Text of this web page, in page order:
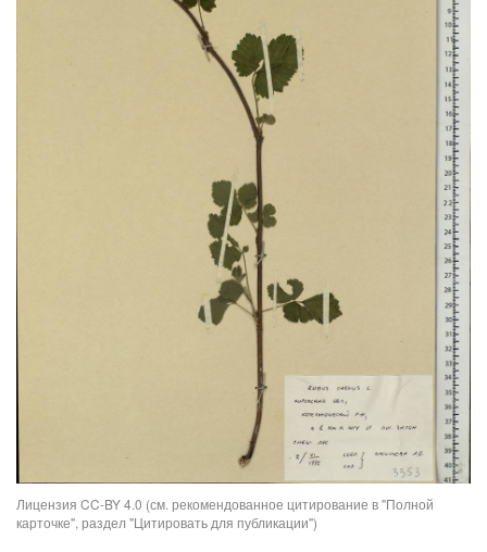
Лицензия CC-BY 4.0 (см. рекомендованное цитирование в "Полной
карточке", раздел "Цитировать для публикации")